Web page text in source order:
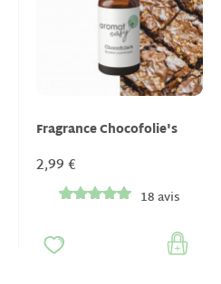
Fragrance Chocofolie's
2,99 €
18 avis